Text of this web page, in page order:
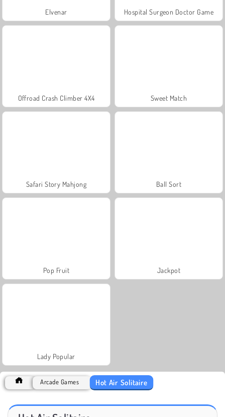
Elvenar Hospital Surgeon Doctor Game
Offroad Crash Climber 4X4 Sweet Match
Safari Story Mahjong Ball Sort
Pop Fruit Jackpot
Lady Popular
Arcade Games Hot Air Solitaire